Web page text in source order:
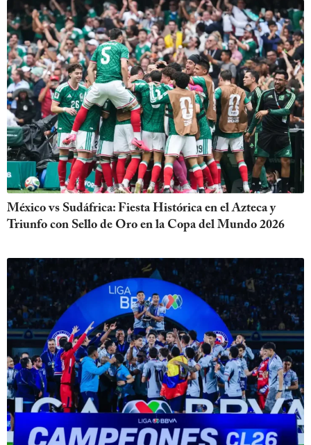
México vs Sudáfrica: Fiesta Histórica en el Azteca y
Triunfo con Sello de Oro en la Copa del Mundo 2026